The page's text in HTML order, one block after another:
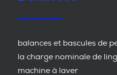
balances et bascules de
la charge nominale de
machine à laver